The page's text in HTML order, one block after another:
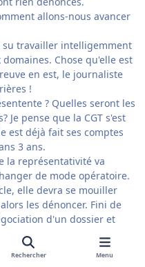
allons-nous avancer
su travailler intelligemment
domaines. Chose qu'elle est
en est, le journaliste
!
? Quelles seront les
Je pense que la CGT s'est
est déjà fait ses comptes
3 ans.
la représentativité va
de mode opératoire.
elle devra se mouiller
les dénoncer. Fini de
d'un dossier et
à ce que SUD prenne
Rechercher Menu